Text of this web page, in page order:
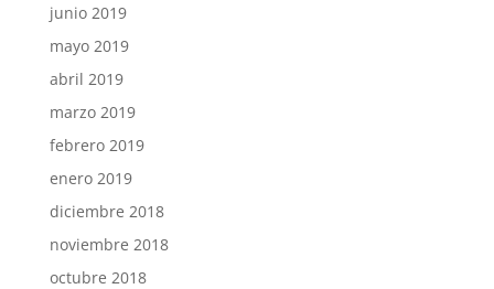
junio 2019
mayo 2019
abril 2019
marzo 2019
febrero 2019
enero 2019
diciembre 2018
noviembre 2018
octubre 2018